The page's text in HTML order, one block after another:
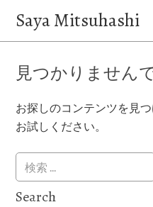
Saya Mitsuhashi
見つかりません
お探しのコンテンツを見
お試しください。
Search